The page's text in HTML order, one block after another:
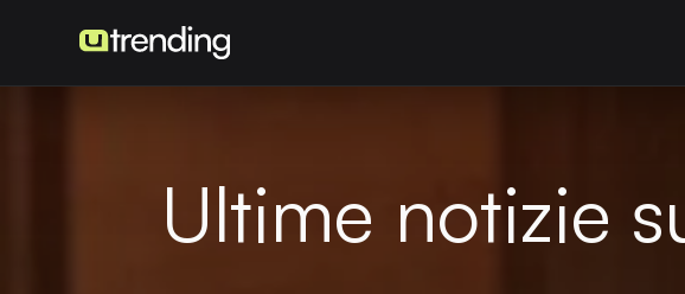
Ultime notizie